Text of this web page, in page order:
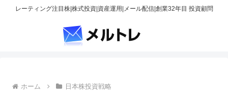
レーティング注目株|株式投資|資産運用|メール配信|創業32年目 投資顧問
ホーム 日本株投資戦略